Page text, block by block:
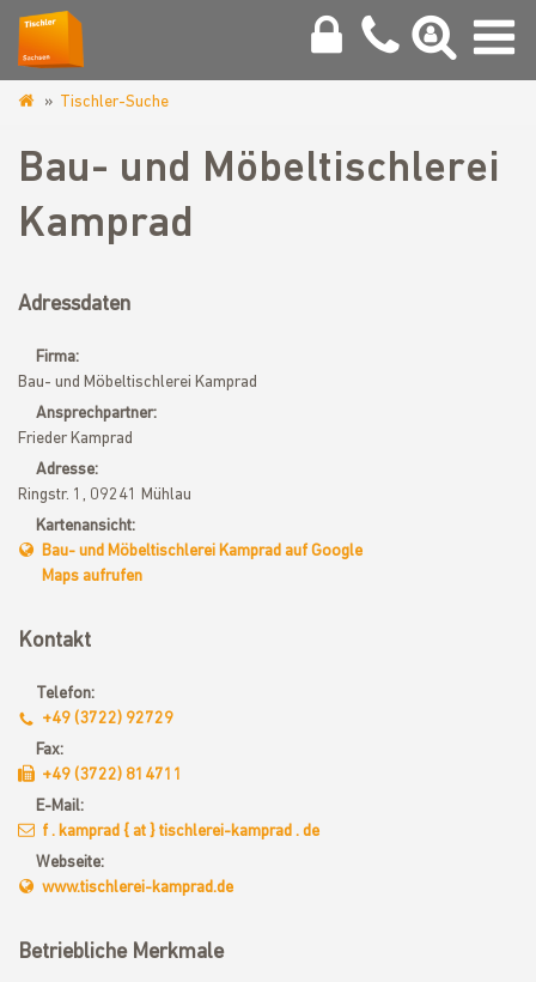
sachsen.de
Tischler-Suche
Bau- und Möbeltischlerei
Kamprad
Adressdaten
Firma:
Bau- und Möbeltischlerei Kamprad
Ansprechpartner:
Frieder Kamprad
Adresse:
Ringstr. 1, 09241 Mühlau
Kartenansicht:
Bau- und Möbeltischlerei Kamprad auf Google
Maps aufrufen
Kontakt
Telefon:
+49 (3722) 92729
Fax:
+49 (3722) 814711
E-Mail:
f . kamprad { at } tischlerei-kamprad . de
Webseite:
www.tischlerei-kamprad.de
Betriebliche Merkmale